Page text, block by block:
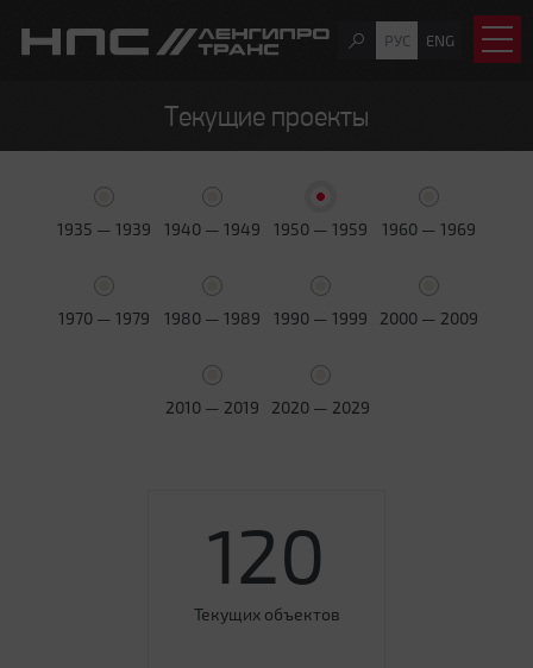
РУС ENG
Текущие проекты
1935 — 1939 1940 — 1949 1950 — 1959 1960 — 1969
1970 — 1979 1980 — 1989 1990 — 1999 2000 — 2009
2010 — 2019 2020 — 2029
120
Текущих объектов